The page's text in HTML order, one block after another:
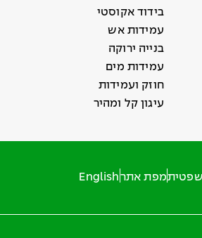
בידוד אקוסטי
עמידות אש
בנייה ירוקה
עמידות מים
חוזק ועמידות
עיגון קל ומהיר
מפת אתר English